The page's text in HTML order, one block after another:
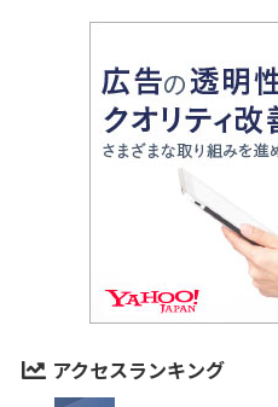
アクセスランキング